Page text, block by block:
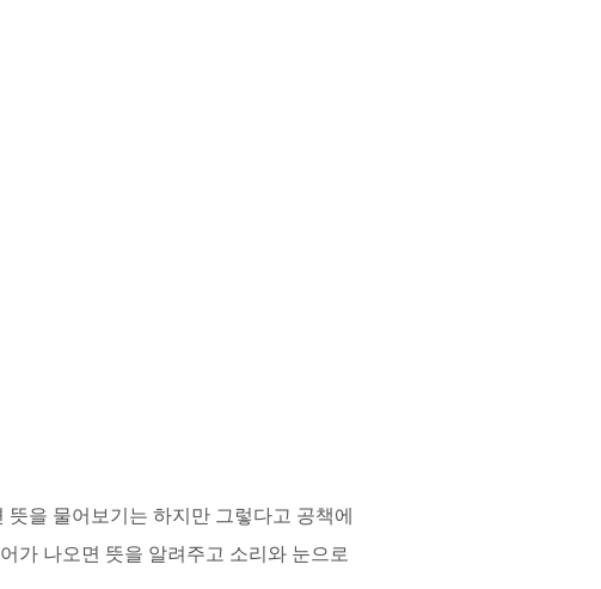
을 물어보기는 하지만 그렇다고 공책에
가 나오면 뜻을 알려주고 소리와 눈으로